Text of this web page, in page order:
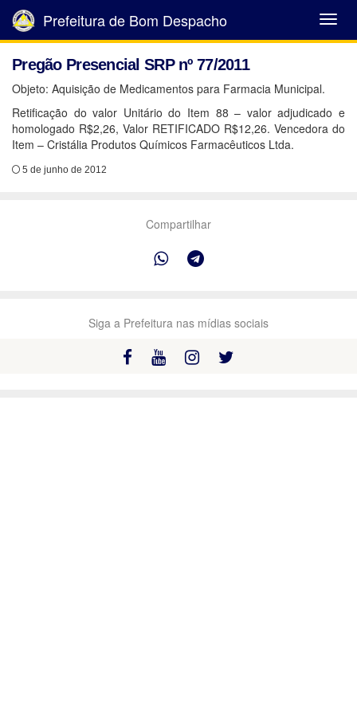
Abrir
Menu
Prefeitura de Bom Despacho
Pregão Presencial SRP nº 77/2011
Objeto: Aquisição de Medicamentos para Farmacia Municipal.
Retificação do valor Unitário do Item 88 – valor adjudicado e
homologado R$2,26, Valor RETIFICADO R$12,26. Vencedora do
Item – Cristália Produtos Químicos Farmacêuticos Ltda.
5 de junho de 2012
Compartilhar
Siga a Prefeitura nas mídias sociais